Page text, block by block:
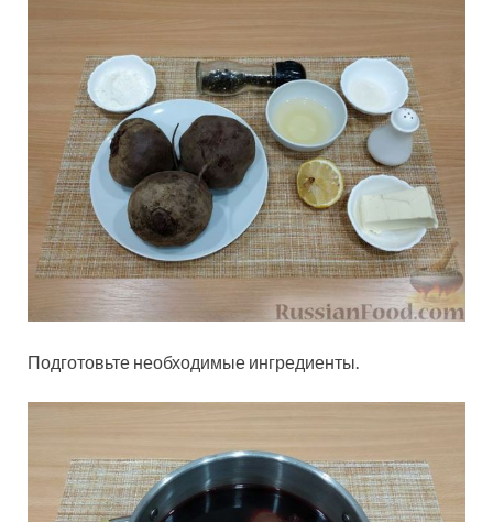
Подготовьте необходимые ингредиенты.